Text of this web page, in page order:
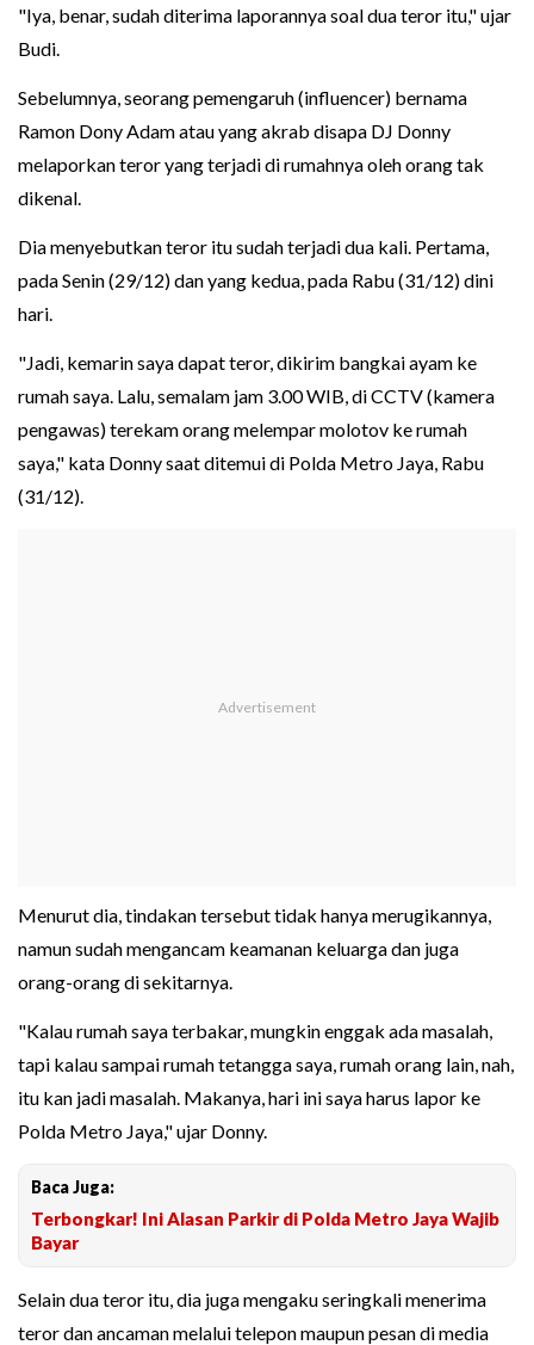
"Iya, benar, sudah diterima laporannya soal dua teror itu," ujar
Budi.
Sebelumnya, seorang pemengaruh (influencer) bernama
Ramon Dony Adam atau yang akrab disapa DJ Donny
melaporkan teror yang terjadi di rumahnya oleh orang tak
dikenal.
Dia menyebutkan teror itu sudah terjadi dua kali. Pertama,
pada Senin (29/12) dan yang kedua, pada Rabu (31/12) dini
hari.
"Jadi, kemarin saya dapat teror, dikirim bangkai ayam ke
rumah saya. Lalu, semalam jam 3.00 WIB, di CCTV (kamera
pengawas) terekam orang melempar molotov ke rumah
saya," kata Donny saat ditemui di Polda Metro Jaya, Rabu
(31/12).
Menurut dia, tindakan tersebut tidak hanya merugikannya,
namun sudah mengancam keamanan keluarga dan juga
orang-orang di sekitarnya.
"Kalau rumah saya terbakar, mungkin enggak ada masalah,
tapi kalau sampai rumah tetangga saya, rumah orang lain, nah,
itu kan jadi masalah. Makanya, hari ini saya harus lapor ke
Polda Metro Jaya," ujar Donny.
Baca Juga:
Terbongkar! Ini Alasan Parkir di Polda Metro Jaya Wajib
Bayar
Selain dua teror itu, dia juga mengaku seringkali menerima
teror dan ancaman melalui telepon maupun pesan di media